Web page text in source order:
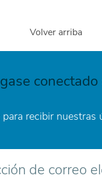
Volver arriba
conectado
para recibir nuestras